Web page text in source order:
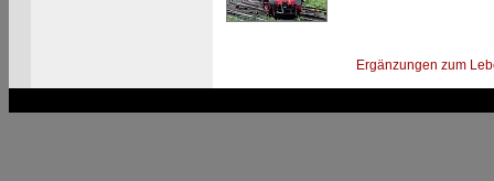
Ergänzungen zum